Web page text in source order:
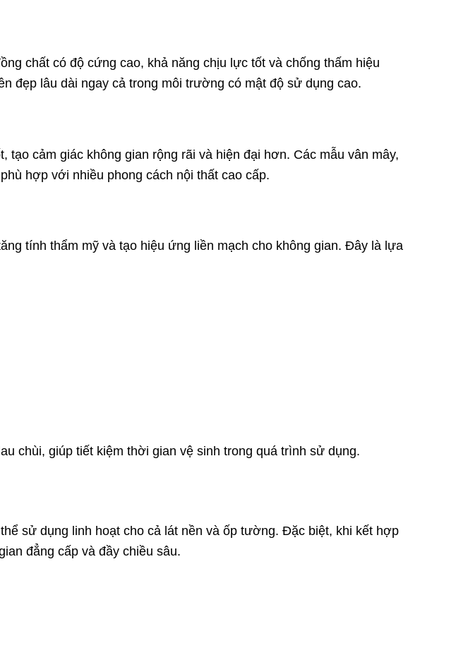
chất có độ cứng cao, khả năng chịu lực tốt và chống thấm hiệu
đẹp lâu dài ngay cả trong môi trường có mật độ sử dụng cao.
tạo cảm giác không gian rộng rãi và hiện đại hơn. Các mẫu vân mây,
hợp với nhiều phong cách nội thất cao cấp.
tính thẩm mỹ và tạo hiệu ứng liền mạch cho không gian. Đây là lựa
chùi, giúp tiết kiệm thời gian vệ sinh trong quá trình sử dụng.
sử dụng linh hoạt cho cả lát nền và ốp tường. Đặc biệt, khi kết hợp
đẳng cấp và đầy chiều sâu.